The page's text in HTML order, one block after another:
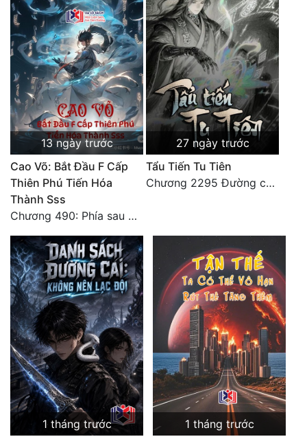
13 ngày trước
Cao Võ: Bắt Đầu F Cấp
Thiên Phú Tiến Hóa
Thành Sss
Chương 490: Phía sau màn hắc thủ!
27 ngày trước
Tẩu Tiến Tu Tiên
Chương 2295 Đường còn rất dài đâu 【 đại kết cục 】
1 tháng trước
1 tháng trước